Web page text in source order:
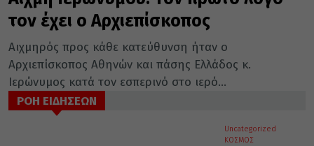
τον έχει ο Αρχιεπίσκοπος
Αιχμηρός προς κάθε κατεύθυνση ήταν ο
Αρχιεπίσκοπος Αθηνών και πάσης Ελλάδος κ.
Ιερώνυμος κατά τον εσπερινό στο ιερό...
ΡΟΗ ΕΙΔΗΣΕΩΝ
Uncategorized
ΚΟΣΜΟΣ